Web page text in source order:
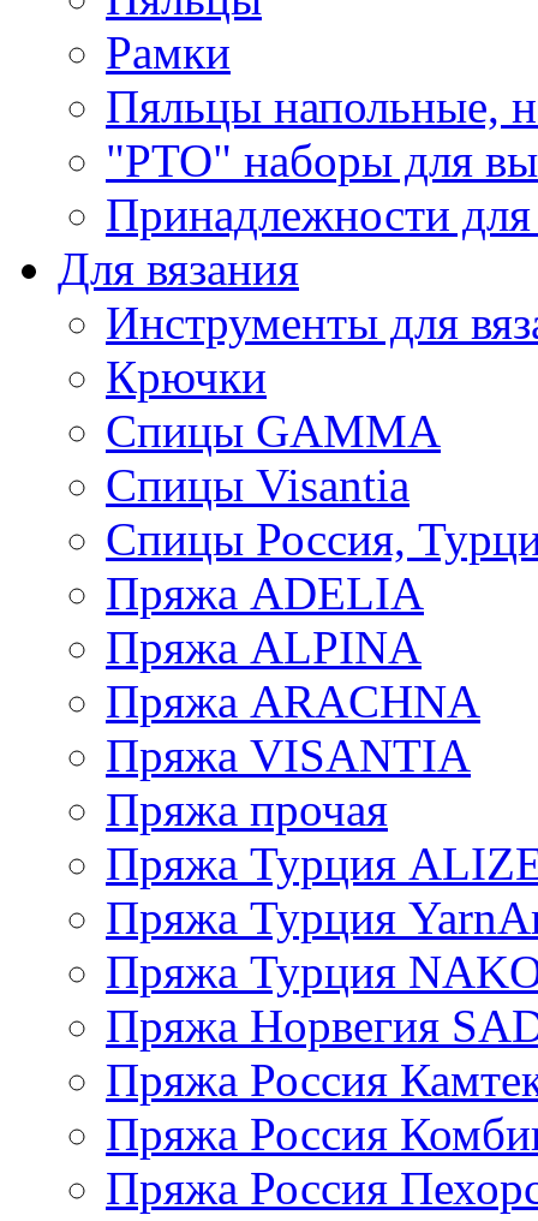
Рамки
Пяльцы напольные,
"РТО" наборы для
Принадлежности
Для вязания
Инструменты для
Крючки
Спицы GAMMA
Спицы Visantia
Спицы Россия,
Пряжа ADELIA
Пряжа ALPINA
Пряжа ARACHNA
Пряжа VISANTIA
Пряжа прочая
Пряжа Турция
Пряжа Турция
Пряжа Турция
Пряжа Норвегия
Пряжа Россия
Пряжа Россия
Пряжа Россия